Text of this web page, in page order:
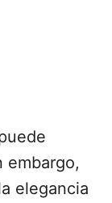
embargo,
elegancia